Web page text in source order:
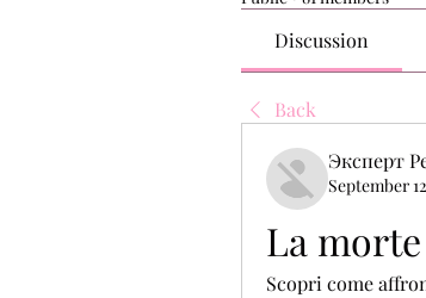
Discussion
Back
Эксперт
September
La
Scopri come